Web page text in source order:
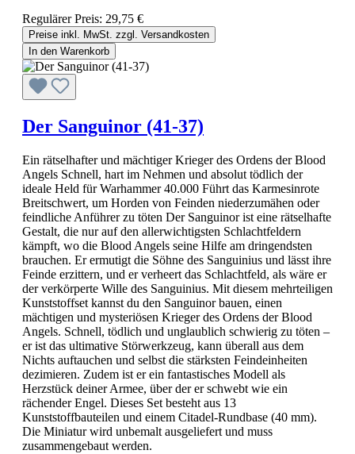
Regulärer Preis: 29,75 €
Preise inkl. MwSt. zzgl. Versandkosten
In den Warenkorb
Der Sanguinor (41-37)
Ein rätselhafter und mächtiger Krieger des Ordens der Blood
Angels Schnell, hart im Nehmen und absolut tödlich der
ideale Held für Warhammer 40.000 Führt das Karmesinrote
Breitschwert, um Horden von Feinden niederzumähen oder
feindliche Anführer zu töten Der Sanguinor ist eine rätselhafte
Gestalt, die nur auf den allerwichtigsten Schlachtfeldern
kämpft, wo die Blood Angels seine Hilfe am dringendsten
brauchen. Er ermutigt die Söhne des Sanguinius und lässt ihre
Feinde erzittern, und er verheert das Schlachtfeld, als wäre er
der verkörperte Wille des Sanguinius. Mit diesem mehrteiligen
Kunststoffset kannst du den Sanguinor bauen, einen
mächtigen und mysteriösen Krieger des Ordens der Blood
Angels. Schnell, tödlich und unglaublich schwierig zu töten –
er ist das ultimative Störwerkzeug, kann überall aus dem
Nichts auftauchen und selbst die stärksten Feindeinheiten
dezimieren. Zudem ist er ein fantastisches Modell als
Herzstück deiner Armee, über der er schwebt wie ein
rächender Engel. Dieses Set besteht aus 13
Kunststoffbauteilen und einem Citadel-Rundbase (40 mm).
Die Miniatur wird unbemalt ausgeliefert und muss
zusammengebaut werden.